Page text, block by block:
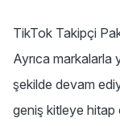
TikTok Takipçi
Ayrıca markalarla
şekilde devam
geniş kitleye hitap